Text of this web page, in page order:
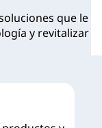
que le
y revitalizar